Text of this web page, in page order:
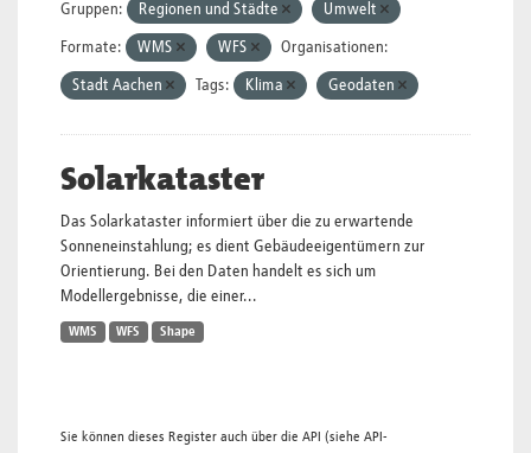
Gruppen: Regionen und Städte Umwelt
Formate: WMS WFS Organisationen:
Stadt Aachen Tags: Klima Geodaten
Solarkataster
Das Solarkataster informiert über die zu erwartende
Sonneneinstahlung; es dient Gebäudeeigentümern zur
Orientierung. Bei den Daten handelt es sich um
Modellergebnisse, die einer...
WMS WFS Shape
Sie können dieses Register auch über die API (siehe API-